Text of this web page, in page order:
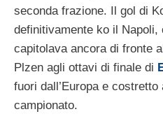
seconda frazione. Il gol di
definitivamente ko il Napoli,
capitolava ancora di fronte
Plzen agli ottavi di finale di
fuori dall’Europa e costretto
campionato.